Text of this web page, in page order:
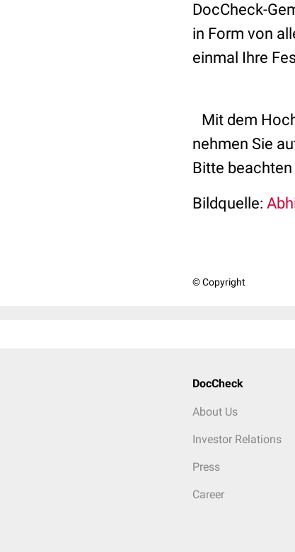
DocCheck-
in Form von
einmal Ihre
Mit dem
nehmen Sie
Bitte beachten
Bildquelle:
© Copyright
DocCheck
About Us
Investor Relations
Press
Career